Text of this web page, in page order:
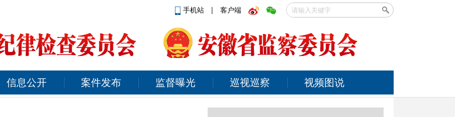
手机站 | 客户端
信息公开 案件发布 监督曝光 巡视巡察 视频图说